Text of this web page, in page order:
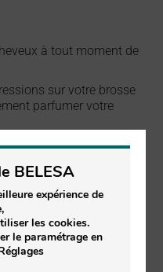
à tout moment de
sur votre brosse
parfumer votre
Cévennes
BELESA
expérience de
les cookies.
le paramétrage en